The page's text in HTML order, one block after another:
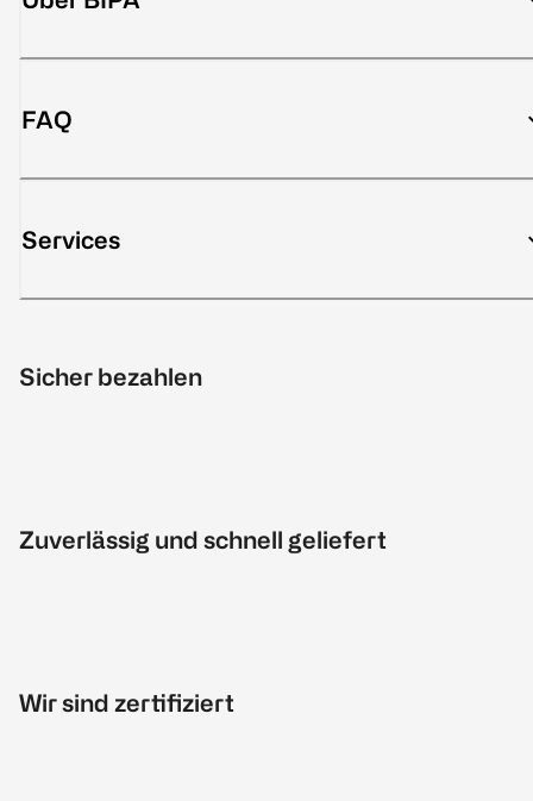
FAQ
Services
Sicher bezahlen
Zuverlässig und schnell geliefert
Wir sind zertifiziert